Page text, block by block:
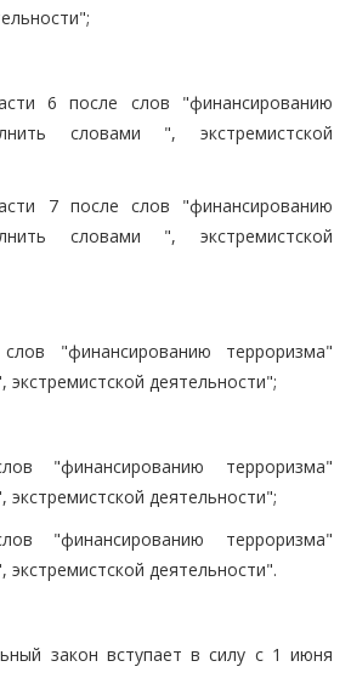
6 после слов "финансированию
словами ", экстремистской
7 после слов "финансированию
словами ", экстремистской
"финансированию терроризма"
деятельности";
"финансированию терроризма"
деятельности";
"финансированию терроризма"
деятельности".
закон вступает в силу с 1 июня